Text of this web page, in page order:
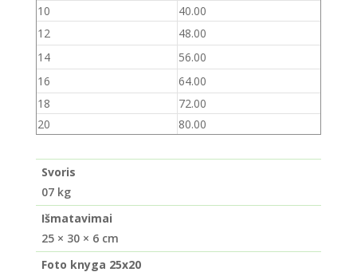
10
40.00
12
48.00
14
56.00
16
64.00
18
72.00
20
80.00
Svoris
07 kg
Išmatavimai
25 × 30 × 6 cm
Foto knyga 25x20